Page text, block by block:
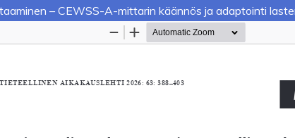
– CEWSS-A-mittarin käännös ja adaptointi
Palvelua ylläpitää Tieteellisten seurain